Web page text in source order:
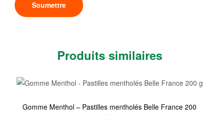
Produits similaires
Gomme Menthol – Pastilles mentholés Belle France 200